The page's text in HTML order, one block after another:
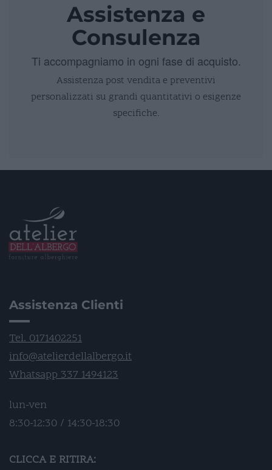
Assistenza e
Consulenza
Ti accompagniamo in ogni fase di acquisto.
Assistenza post vendita e preventivi
personalizzati su grandi quantitativi o esigenze
specifiche.
Assistenza Clienti
Tel. 0171402251
info@atelierdellalbergo.it
Whatsapp 337 1494123
lun-ven
8:30-12:30 / 14:30-18:30
CLICCA E RITIRA: